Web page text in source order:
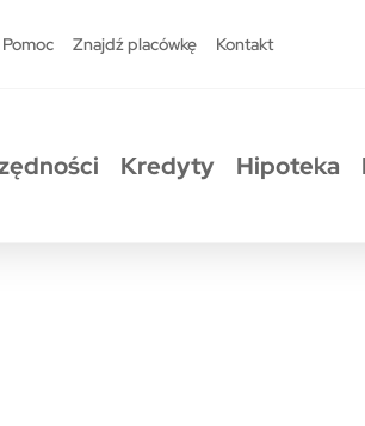
Pomoc Znajdź placówkę Kontakt
Kredyty Hipoteka